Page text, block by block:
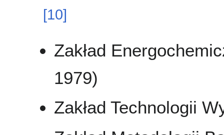
[10]
Zakład
1979)
Zakład Technologii